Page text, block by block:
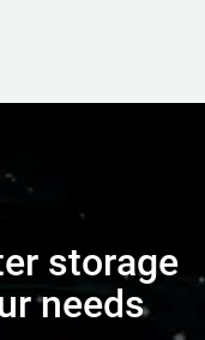
storage
needs